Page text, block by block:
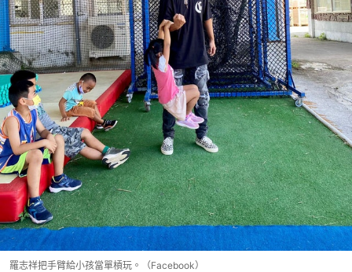
羅志祥把手臂給小孩當單槓玩。（Facebook）